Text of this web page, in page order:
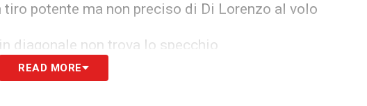
tiro potente ma non preciso di Di Lorenzo al volo
diagonale non trova lo specchio
con un tiro-cross che non arriva a
READ MORE